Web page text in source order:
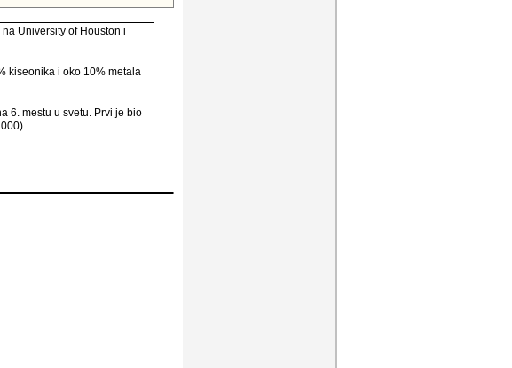
University of Houston i
kiseonika i oko 10% metala
6. mestu u svetu. Prvi je bio